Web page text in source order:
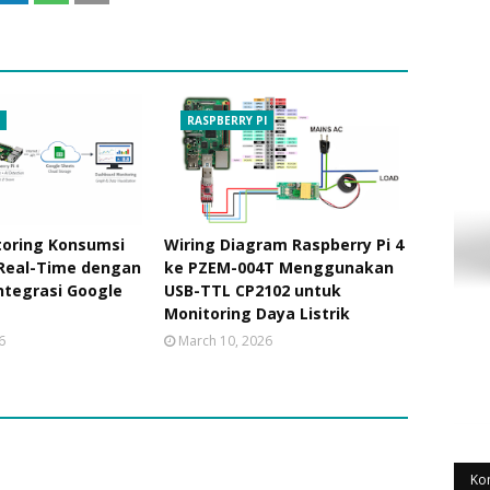
Konsumsi
Time dengan
Google
RASPBERRY PI
Wiring Diagram Raspberry Pi 4
ke PZEM-004T Menggunakan
USB-TTL CP2102 untuk
Monitoring Daya Listrik
March 10, 2026